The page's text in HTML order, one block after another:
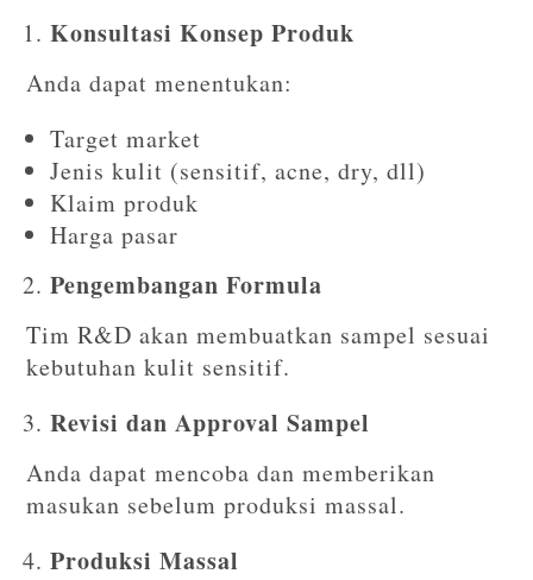
Konsultasi Konsep Produk
Anda dapat menentukan:
Target market
Jenis kulit (sensitif, acne, dry, dll)
Klaim produk
Harga pasar
Pengembangan Formula
Tim R&D akan membuatkan sampel sesuai
kebutuhan kulit sensitif.
Revisi dan Approval Sampel
Anda dapat mencoba dan memberikan
masukan sebelum produksi massal.
Produksi Massal